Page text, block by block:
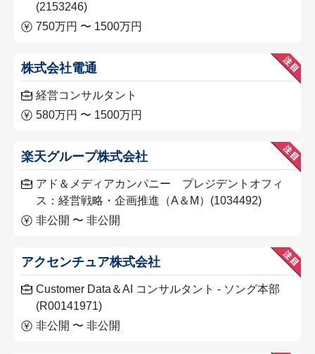
(2153246)
750万円 〜 1500万円
株式会社電通
経営コンサルタント
580万円 〜 1500万円
楽天グループ株式会社
アド＆メディアカンパニー プレジデントオフィ
ス：経営戦略・企画推進（A＆M）(1034492)
非公開 〜 非公開
アクセンチュア株式会社
Customer Data＆AI コンサルタント - ソング本部
(R00141971)
非公開 〜 非公開